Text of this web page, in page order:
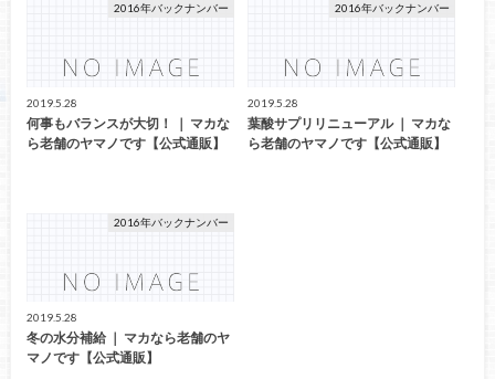
2016年バックナンバー
2019.5.28
何事もバランスが大切！ ｜ マカな
ら老舗のヤマノです【公式通販】
2016年バックナンバー
2019.5.28
葉酸サプリリニューアル ｜ マカな
ら老舗のヤマノです【公式通販】
2016年バックナンバー
2019.5.28
冬の水分補給 ｜ マカなら老舗のヤ
マノです【公式通販】